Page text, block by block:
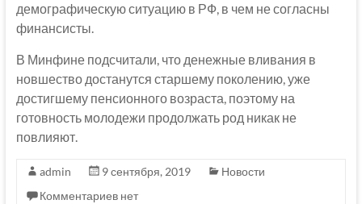
демографическую ситуацию в РФ, в чем не согласны
финансисты.
В Минфине подсчитали, что денежные вливания в
новшество достанутся старшему поколению, уже
достигшему пенсионного возраста, поэтому на
готовность молодежи продолжать род никак не
повлияют.
admin 9 сентября, 2019
Новости
Комментариев нет